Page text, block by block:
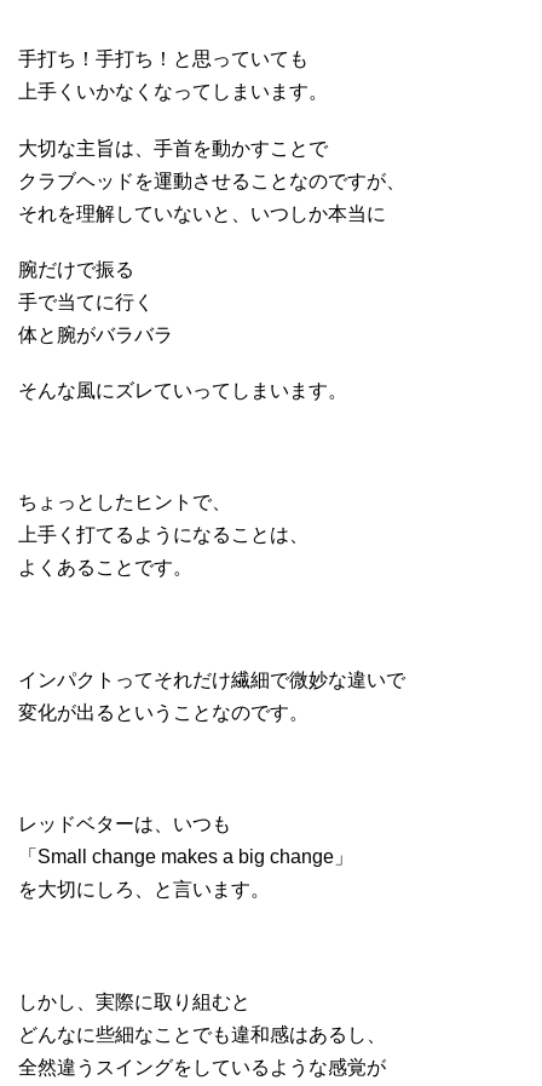
手打ち！手打ち！と思っていても
上手くいかなくなってしまいます。
大切な主旨は、手首を動かすことで
クラブヘッドを運動させることなのですが、
それを理解していないと、いつしか本当に
腕だけで振る
手で当てに行く
体と腕がバラバラ
そんな風にズレていってしまいます。
ちょっとしたヒントで、
上手く打てるようになることは、
よくあることです。
インパクトってそれだけ繊細で微妙な違いで
変化が出るということなのです。
レッドベターは、いつも
「Small change makes a big change」
を大切にしろ、と言います。
しかし、実際に取り組むと
どんなに些細なことでも違和感はあるし、
全然違うスイングをしているような感覚が